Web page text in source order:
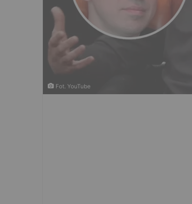
Fot. YouTube